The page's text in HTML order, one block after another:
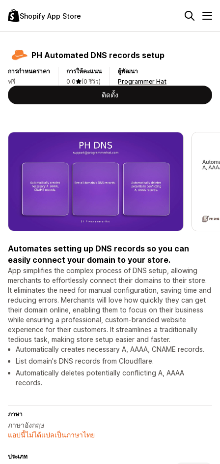
Shopify App Store
PH Automated DNS records setup
การกำหนดราคา
ฟรี
การให้คะแนน
0.0
(0 รีวิว)
ผู้พัฒนา
Programmer Hat
ติดตั้ง
Automates setting up DNS records so you can
easily connect your domain to your store.
App simplifies the complex process of DNS setup, allowing
merchants to effortlessly connect their domains to their store.
It eliminates the need for manual configuration, saving time and
reducing errors. Merchants will love how quickly they can get
their domain online, enabling them to focus on their business
while ensuring a professional, custom-branded website
experience for their customers. It streamlines a traditionally
tedious task, making store setup easier and faster.
Automatically creates necessary A, AAAA, CNAME records.
List domain's DNS records from Cloudflare.
Automatically deletes potentially conflicting A, AAAA
records.
ภาษา
ภาษาอังกฤษ
แอปนี้ไม่ได้แปลเป็นภาษาไทย
ประเภท